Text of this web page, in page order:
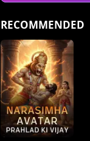
RECOMMENDED